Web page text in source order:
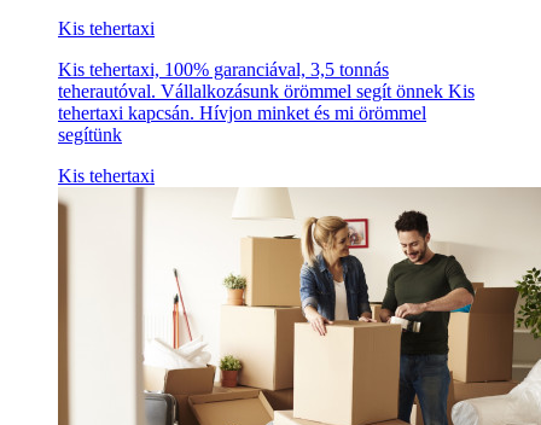
Kis tehertaxi
Kis tehertaxi, 100% garanciával, 3,5 tonnás
teherautóval. Vállalkozásunk örömmel segít önnek Kis
tehertaxi kapcsán. Hívjon minket és mi örömmel
segítünk
Kis tehertaxi